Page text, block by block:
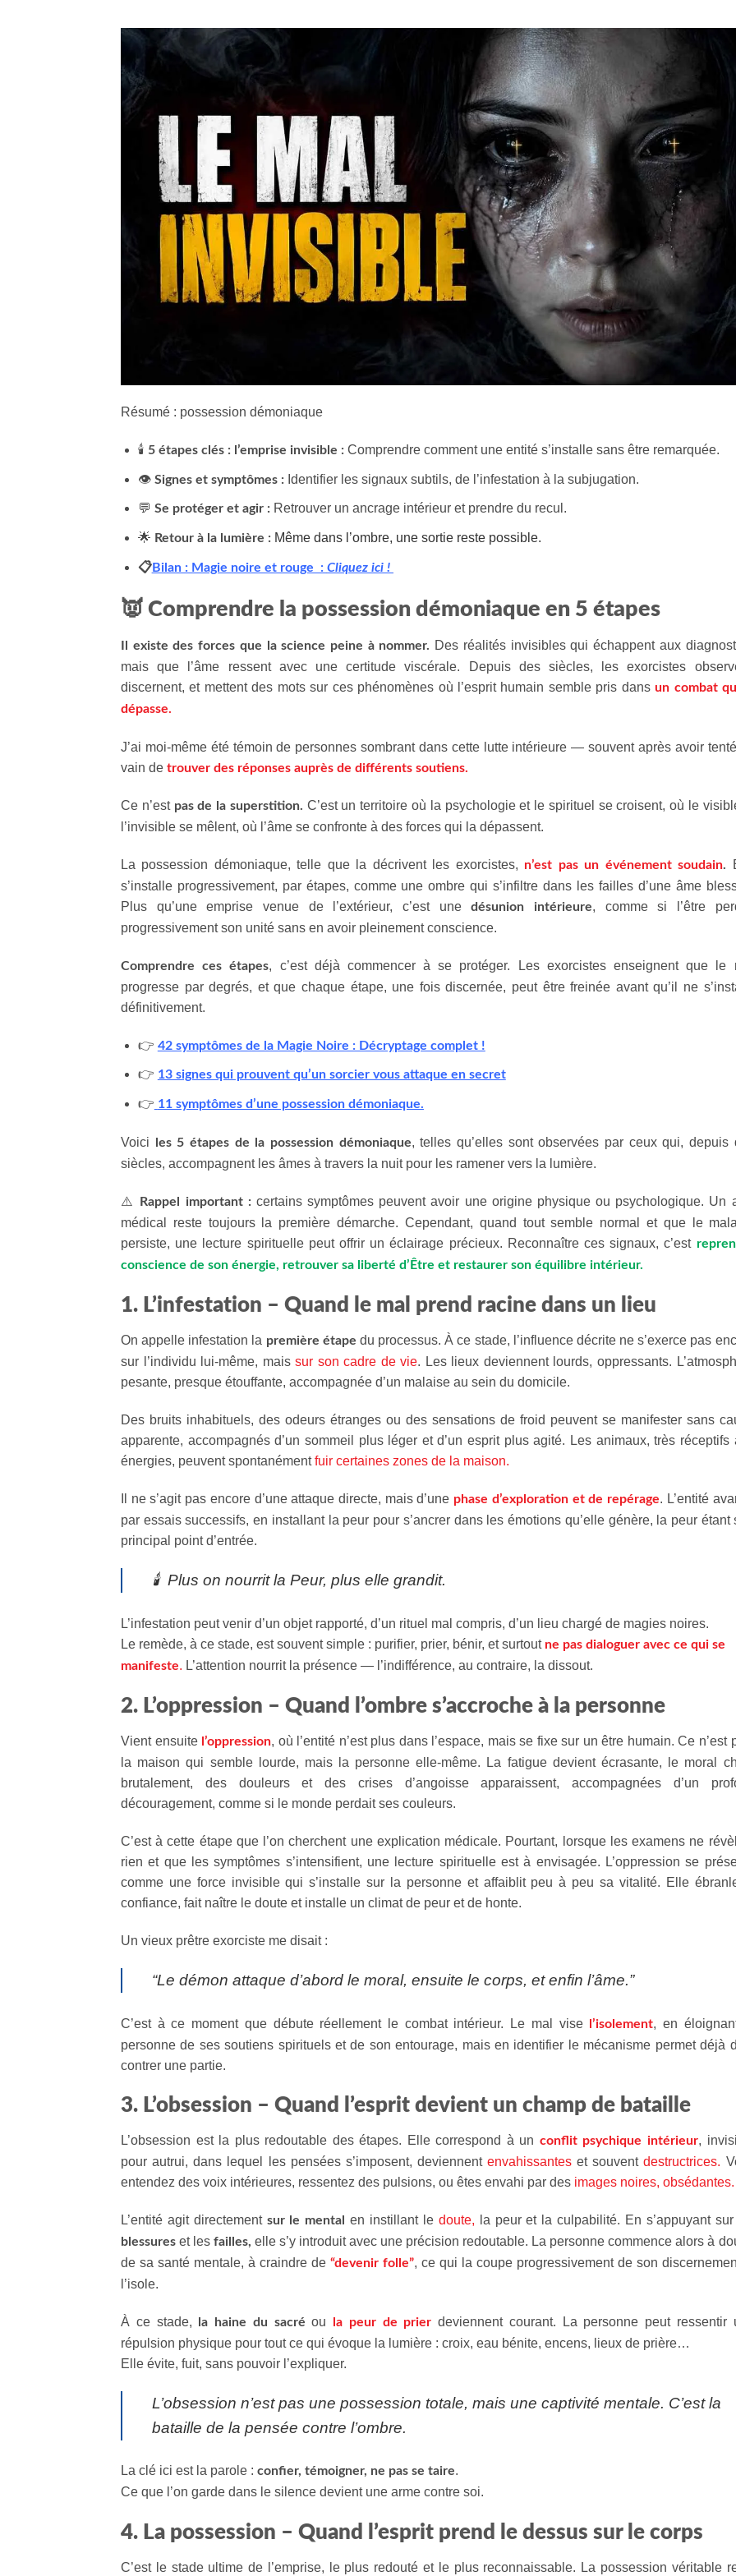
Résumé : possession démoniaque
🕯️ 5 étapes clés : l’emprise invisible : Comprendre comment une entité s’installe sans être remarquée.
👁️ Signes et symptômes : Identifier les signaux subtils, de l’infestation à la subjugation.
💬 Se protéger et agir : Retrouver un ancrage intérieur et prendre du recul.
🌟 Retour à la lumière : Même dans l’ombre, une sortie reste possible.
📋Bilan : Magie noire et rouge : Cliquez ici !
👿 Comprendre la possession démoniaque en 5 étapes
Il existe des forces que la science peine à nommer. Des réalités invisibles qui échappent aux
mais que l’âme ressent avec une certitude viscérale. Depuis des siècles, les exorcistes
discernent, et mettent des mots sur ces phénomènes où l’esprit humain semble pris dansun combat
dépasse.
J’ai moi-même été témoin de personnes sombrant dans cette lutte intérieure — souvent après avoir
vain de trouver des réponses auprès de différents soutiens.
Ce n’est pas de la superstition. C’est un territoire où la psychologie et le spirituel se croisent, où le
l’invisible se mêlent, où l’âme se confronte à des forces qui la dépassent.
La possession démoniaque, telle que la décrivent les exorcistes, n’est pas un événement soudain.
s’installe progressivement, par étapes, comme une ombre qui s’infiltre dans les failles d’une âme
Plus qu’une emprise venue de l’extérieur, c’est unedésunion intérieure, comme si l’être
progressivement son unité sans en avoir pleinement conscience.
Comprendre ces étapes, c’est déjà commencer à se protéger. Les exorcistes enseignent que le
progresse par degrés, et que chaque étape, une fois discernée, peut être freinée avant qu’il ne
définitivement.
👉 42 symptômes de la Magie Noire : Décryptage complet !
👉 13 signes qui prouvent qu’un sorcier vous attaque en secret
👉 11 symptômes d’une possession démoniaque.
Voici les 5 étapes de la possession démoniaque, telles qu’elles sont observées par ceux qui, depuis
siècles, accompagnent les âmes à travers la nuit pour les ramener vers la lumière.
⚠️ Rappel important :certains symptômes peuvent avoir une origine physique ou psychologique. Un
médical reste toujours la première démarche. Cependant, quand tout semble normal et que le
persiste, une lecture spirituelle peut offrir un éclairage précieux. Reconnaître ces signaux, c’est
conscience de son énergie, retrouver sa liberté d’Être et restaurer son équilibre intérieur.
1. L’infestation – Quand le mal prend racine dans un lieu
On appelle infestation la première étape du processus. À ce stade, l’influence décrite ne s’exerce pas
sur l’individu lui-même, maissur son cadre de vie. Les lieux deviennent lourds, oppressants.
pesante, presque étouffante, accompagnée d’un malaise au sein du domicile.
Des bruits inhabituels, des odeurs étranges ou des sensations de froid peuvent se manifester sans
apparente, accompagnés d’un sommeil plus léger et d’un esprit plus agité. Les animaux, très réceptifs
énergies, peuvent spontanémentfuir certaines zones de la maison.
Il ne s’agit pas encore d’une attaque directe, mais d’une phase d’exploration et de repérage. L’entité
par essais successifs, en installant la peur pour s’ancrer dans les émotions qu’elle génère, la peur étant
principal point d’entrée.
🕯️ Plus on nourrit la Peur, plus elle grandit.
L’infestation peut venir d’un objet rapporté, d’un rituel mal compris, d’un lieu chargé de magies noires.
Le remède, à ce stade, est souvent simple : purifier, prier, bénir, et surtout ne pas dialoguer avec ce qui se
manifeste. L’attention nourrit la présence — l’indifférence, au contraire, la dissout.
2. L’oppression – Quand l’ombre s’accroche à la personne
Vient ensuite l’oppression, où l’entité n’est plus dans l’espace, mais se fixe sur un être humain. Ce n’est
la maison qui semble lourde, mais la personne elle-même. La fatigue devient écrasante, le moral
brutalement, des douleurs et des crises d’angoisse apparaissent, accompagnées d’un
découragement, comme si le monde perdait ses couleurs.
C’est à cette étape que l’on cherchent une explication médicale. Pourtant, lorsque les examens ne
rien et que les symptômes s’intensifient, une lecture spirituelle est à envisagée. L’oppression se
comme une force invisible qui s’installe sur la personne et affaiblit peu à peu sa vitalité. Elle
confiance, fait naître le doute et installe un climat de peur et de honte.
Un vieux prêtre exorciste me disait :
“Le démon attaque d’abord le moral, ensuite le corps, et enfin l’âme.”
C’est à ce moment que débute réellement le combat intérieur. Le mal vise l’isolement, en
personne de ses soutiens spirituels et de son entourage, mais en identifier le mécanisme permet déjà
contrer une partie.
3. L’obsession – Quand l’esprit devient un champ de bataille
L’obsession est la plus redoutable des étapes. Elle correspond à un conflit psychique intérieur,
pour autrui, dans lequel les pensées s’imposent, deviennent envahissantes et souventdestructrices.
entendez des voix intérieures, ressentez des pulsions, ou êtes envahi par des images noires, obsédantes.
L’entité agit directement sur le mental en instillant le doute, la peur et la culpabilité. En s’appuyant
blessures et lesfailles, elle s’y introduit avec une précision redoutable. La personne commence alors à
de sa santé mentale, à craindre de“devenir folle”, ce qui la coupe progressivement de son
l’isole.
À ce stade, la haine du sacré ou la peur de prier deviennent courant. La personne peut ressentir
répulsion physique pour tout ce qui évoque la lumière : croix, eau bénite, encens, lieux de prière…
Elle évite, fuit, sans pouvoir l’expliquer.
L’obsession n’est pas une possession totale, mais une captivité mentale. C’est la
bataille de la pensée contre l’ombre.
La clé ici est la parole : confier, témoigner, ne pas se taire.
Ce que l’on garde dans le silence devient une arme contre soi.
4. La possession – Quand l’esprit prend le dessus sur le corps
C’est le stade ultime de l’emprise, le plus redouté et le plus reconnaissable. La possession véritable